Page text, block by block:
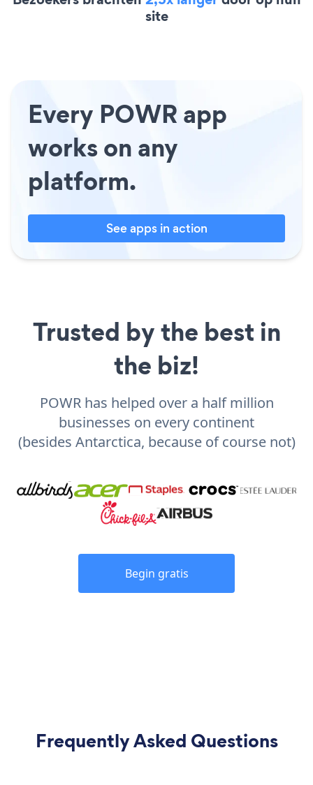
site
Every POWR app
works on any
platform.
See apps in action
Trusted by the best in
the biz!
POWR has helped over a half million
businesses on every continent
(besides Antarctica, because of course not)
Begin gratis
Frequently Asked Questions